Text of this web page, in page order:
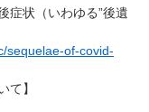
症状（いわゆる”後遺
sequelae-of-covid-
て】